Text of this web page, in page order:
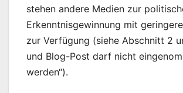
stehen andere Medien zur
Erkenntnisgewinnung mit
zur Verfügung (siehe Abschnitt 2
und Blog-Post darf nicht
werden“).